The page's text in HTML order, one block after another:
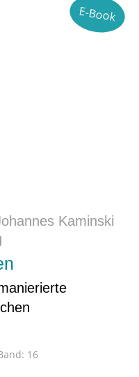
E-Book
Kaminski
16